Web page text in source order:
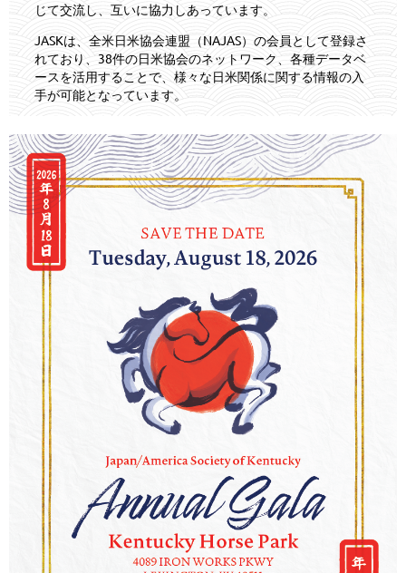
じて交流し、互いに協力しあっています。
JASKは、全米日米協会連盟（NAJAS）の会員として登録さ
れており、38件の日米協会のネットワーク、各種データベ
ースを活用することで、様々な日米関係に関する情報の入
手が可能となっています。